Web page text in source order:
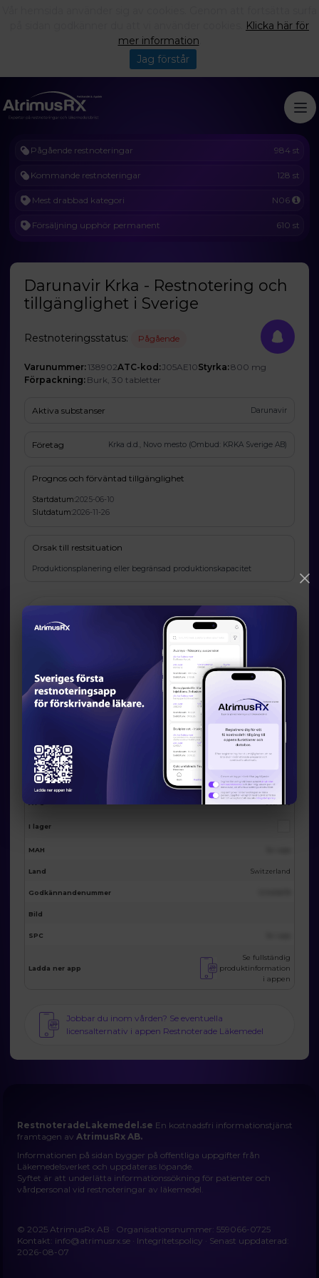
Pågående restnoteringar 984 st
Kommande restnoteringar 128 st
Mest drabbad kategori N06
Försäljning upphör permanent 610 st
Darunavir Krka - Restnotering och
tillgänglighet i Sverige
Restnoteringsstatus: Pågående
Varunummer:138902ATC-kod:J05AE10Styrka:800 mg
Förpackning: Burk, 30 tabletter
Aktiva substanser Darunavir
Företag Krka d.d., Novo mesto (Ombud: KRKA Sverige AB)
Prognos och förväntad tillgänglighet
Startdatum:2025-06-10
Slutdatum:2026-11-26
Orsak till restsituation
Produktionsplanering eller begränsad produktionskapacitet
Läkemedelsverkets information om möjliga
alternativ
Eventuella licensalternativ från
AtrimusRx
Darunavir Viatris 800 mg 30 film-coated tabs
Förpackning
Substans Darunavir
ATC J05AE10
I lager
MAH
Land Switzerland
Godkännandenummer
Bild
SPC
Ladda ner app
Se fullständig
produktinformation
i appen
Jobbar du inom vården? Se eventuella
licensalternativ i appen Restnoterade Läkemedel
RestnoteradeLakemedel.se En kostnadsfri informationstjänst
framtagen avAtrimusRx AB.
Informationen på sidan bygger på offentliga uppgifter från
Läkemedelsverket och uppdateras löpande.
Syftet är att underlätta informationssökning för patienter och
vårdpersonal vid restnoteringar av läkemedel.
© 2025 AtrimusRx AB · Organisationsnummer: 559066-0725
Kontakt: info@atrimusrx.se · Integritetspolicy · Senast uppdaterad:
2026-08-07
Klicka här för
mer information
Jag förstår